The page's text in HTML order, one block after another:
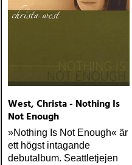
West, Christa - Nothing Is
Not Enough
»Nothing Is Not Enough« är
ett högst intagande
debutalbum. Seattletjejen